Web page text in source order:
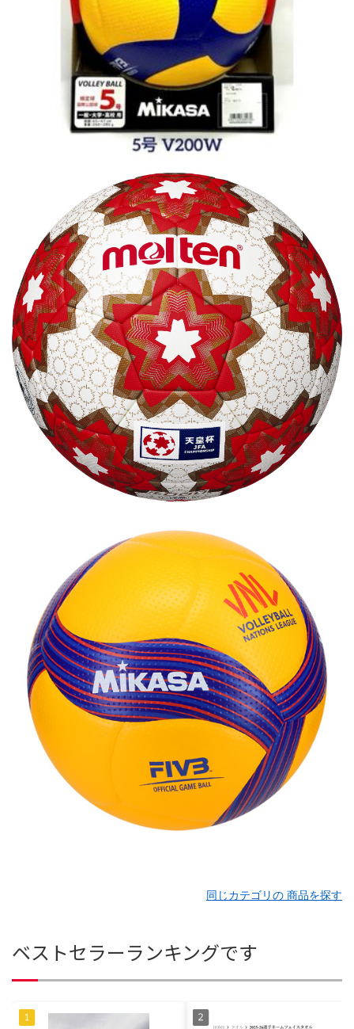
同じカテゴリの 商品を探す
ベストセラーランキングです